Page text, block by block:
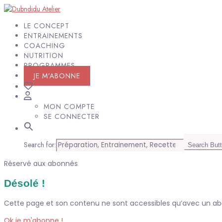
LE CONCEPT
ENTRAINEMENTS
COACHING
NUTRITION
PROGRAMMES
JE M’ABONNE
MON COMPTE
SE CONNECTER
Search for: Search
Réservé aux abonnés
Désolé !
Cette page et son contenu ne sont accessibles qu’avec un